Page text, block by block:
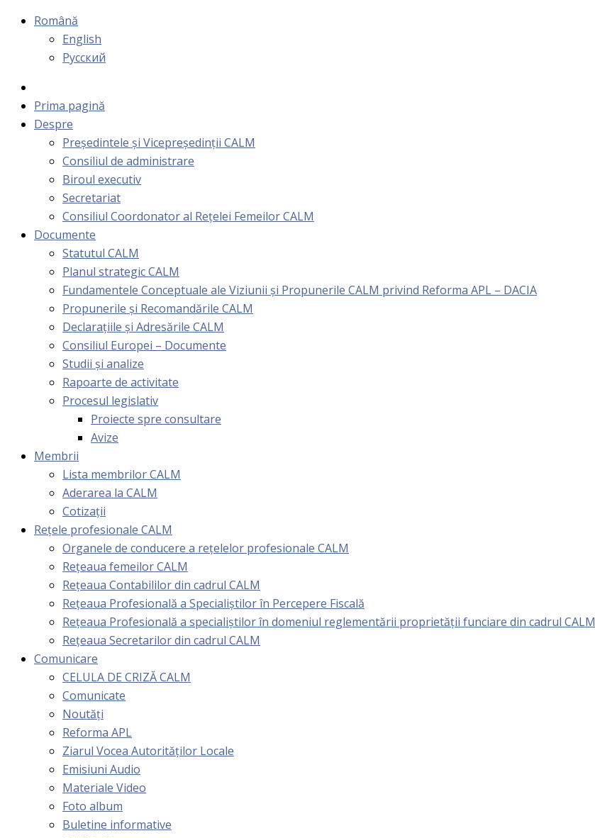
Română
English
Русский
Prima pagină
Despre
Președintele și Vicepreședinții CALM
Consiliul de administrare
Biroul executiv
Secretariat
Consiliul Coordonator al Rețelei Femeilor CALM
Documente
Statutul CALM
Planul strategic CALM
Fundamentele Conceptuale ale Viziunii și Propunerile CALM privind Reforma APL – DACIA
Propunerile și Recomandările CALM
Declarațiile și Adresările CALM
Consiliul Europei – Documente
Studii și analize
Rapoarte de activitate
Procesul legislativ
Proiecte spre consultare
Avize
Membrii
Lista membrilor CALM
Aderarea la CALM
Cotizaţii
Rețele profesionale CALM
Organele de conducere a rețelelor profesionale CALM
Rețeaua femeilor CALM
Rețeaua Contabililor din cadrul CALM
Rețeaua Profesională a Specialiștilor în Percepere Fiscală
Reţeaua Profesională a specialiştilor în domeniul reglementării proprietăţii funciare din cadrul CALM
Rețeaua Secretarilor din cadrul CALM
Comunicare
CELULA DE CRIZĂ CALM
Comunicate
Noutăți
Reforma APL
Ziarul Vocea Autorităților Locale
Emisiuni Audio
Materiale Video
Foto album
Buletine informative